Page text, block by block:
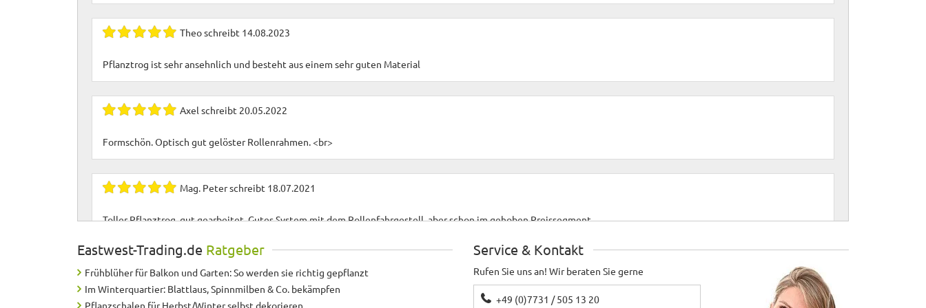
Theoschreibt 14.08.2023
Pflanztrog ist sehr ansehnlich und besteht aus einem sehr guten Material
Axel schreibt 20.05.2022
Formschön. Optisch gut gelöster Rollenrahmen. <br>
Mag. Peterschreibt 18.07.2021
Toller Pflanztrog, gut gearbeitet. Gutes System mit dem Rollenfahrgestell, aber schon im gehoben Preissegment.
Die 5 Sterne gibt es für einen Pflanztrog von zweien, der gut aussieht. Der 2. hatte mehrere Schäden.
Eastwest-Trading.de Ratgeber
Frühblüher für Balkon und Garten: So werden sie richtig gepflanzt
Im Winterquartier: Blattlaus, Spinnmilben & Co. bekämpfen
Pflanzschalen für Herbst/Winter selbst dekorieren
Service & Kontakt
Rufen Sie uns an! Wir beraten Sie gerne
+49 (0)7731 / 505 13 20